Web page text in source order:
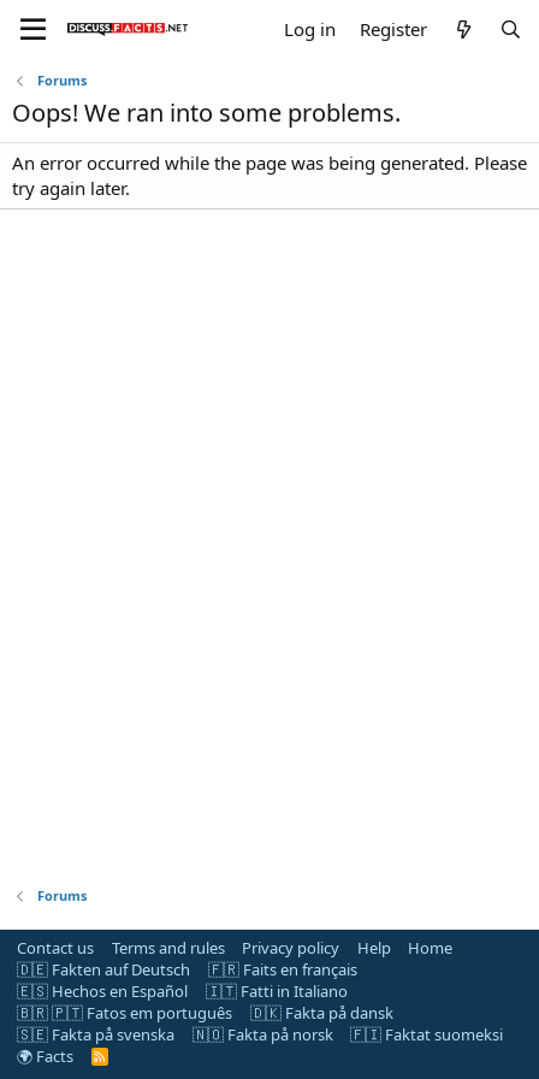
Log in Register
Forums
Oops! We ran into some problems.
An error occurred while the page was being generated. Please
try again later.
Forums
Contact us Terms and rules Privacy policy Help
Home
🇩🇪 Fakten auf Deutsch
🇫🇷 Faits en français
🇪🇸 Hechos en Español
🇮🇹 Fatti in Italiano
🇧🇷 🇵🇹 Fatos em português
🇩🇰 Fakta på dansk
🇸🇪 Fakta på svenska
🇳🇴 Fakta på norsk
🇫🇮 Faktat suomeksi
🌍 Facts
R